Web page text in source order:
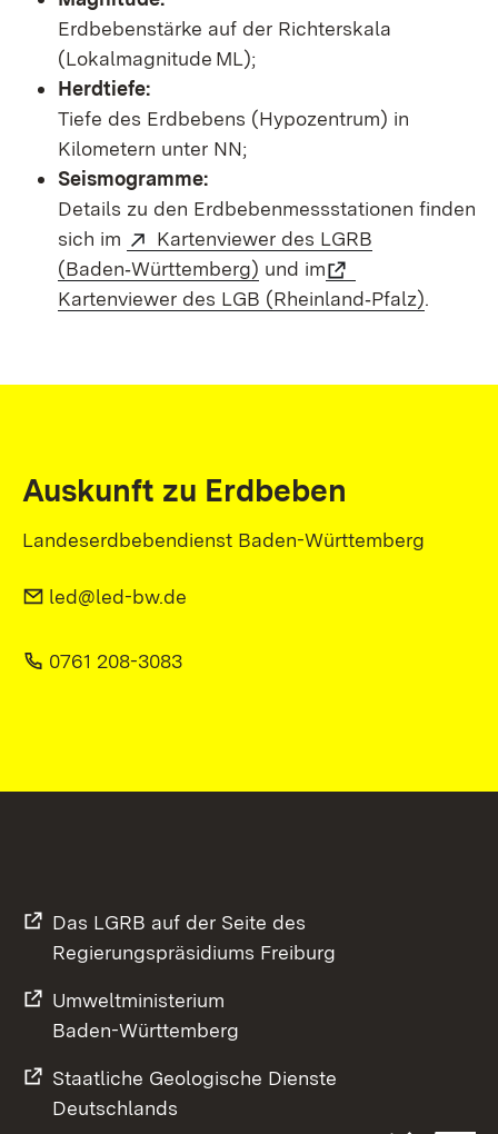
Erdbebenstärke auf der Richterskala
(Lokalmagnitude ML);
Herdtiefe:
Tiefe des Erdbebens (Hypozentrum) in
Kilometern unter NN;
Seismogramme:
Details zu den Erdbebenmessstationen finden
sich im
Kartenviewer des LGRB
(Baden‑Württemberg) und im
Kartenviewer des LGB (Rheinland‑Pfalz).
Auskunft zu Erdbeben
Landeserdbebendienst Baden-Württemberg
led@led-bw.de
0761 208-3083
Das LGRB auf der Seite des
Regierungspräsidiums Freiburg
Umweltministerium
Baden-Württemberg
Staatliche Geologische Dienste
Deutschlands